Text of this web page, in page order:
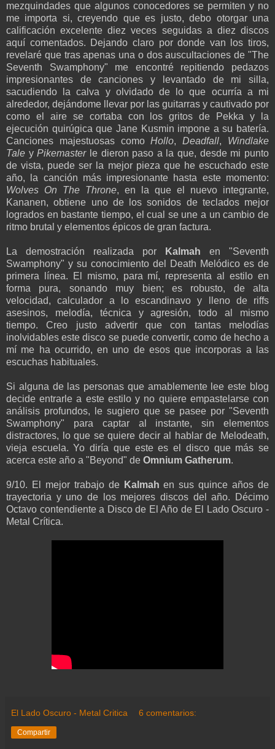
mezquindades que algunos conocedores se permiten y no
me importa si, creyendo que es justo, debo otorgar una
calificación excelente diez veces seguidas a diez discos
aquí comentados. Dejando claro por donde van los tiros,
revelaré que tras apenas una o dos auscultaciones de "The
Seventh Swamphony" me encontré repitiendo pedazos
impresionantes de canciones y levantado de mi silla,
sacudiendo la calva y olvidado de lo que ocurría a mi
alrededor, dejándome llevar por las guitarras y cautivado por
como el aire se cortaba con los gritos de Pekka y la
ejecución quirúgica que Jane Kusmin impone a su batería.
Canciones majestuosas comoHollo,Deadfall, Windlake
Tale yPikemaster le dieron paso a la que, desde mi punto
de vista, puede ser la mejor pieza que he escuchado este
año, la canción más impresionante hasta este momento:
Wolves On The Throne, en la que el nuevo integrante,
Kananen, obtiene uno de los sonidos de teclados mejor
logrados en bastante tiempo, el cual se une a un cambio de
ritmo brutal y elementos épicos de gran factura.
La demostración realizada por Kalmah en "Seventh
Swamphony" y su conocimiento del Death Melódico es de
primera línea. El mismo, para mí, representa al estilo en
forma pura, sonando muy bien; es robusto, de alta
velocidad, calculador a lo escandinavo y lleno de riffs
asesinos, melodía, técnica y agresión, todo al mismo
tiempo. Creo justo advertir que con tantas melodías
inolvidables este disco se puede convertir, como de hecho a
mí me ha ocurrido, en uno de esos que incorporas a las
escuchas habituales.
Si alguna de las personas que amablemente lee este blog
decide entrarle a este estilo y no quiere empastelarse con
análisis profundos, le sugiero que se pasee por "Seventh
Swamphony" para captar al instante, sin elementos
distractores, lo que se quiere decir al hablar de Melodeath,
vieja escuela. Yo diría que este es el disco que más se
acerca este año a "Beyond" de Omnium Gatherum.
9/10. El mejor trabajo de Kalmah en sus quince años de
trayectoria y uno de los mejores discos del año. Décimo
Octavo contendiente a Disco de El Año de El Lado Oscuro -
Metal Crítica.
El Lado Oscuro - Metal Critica 6 comentarios:
Compartir